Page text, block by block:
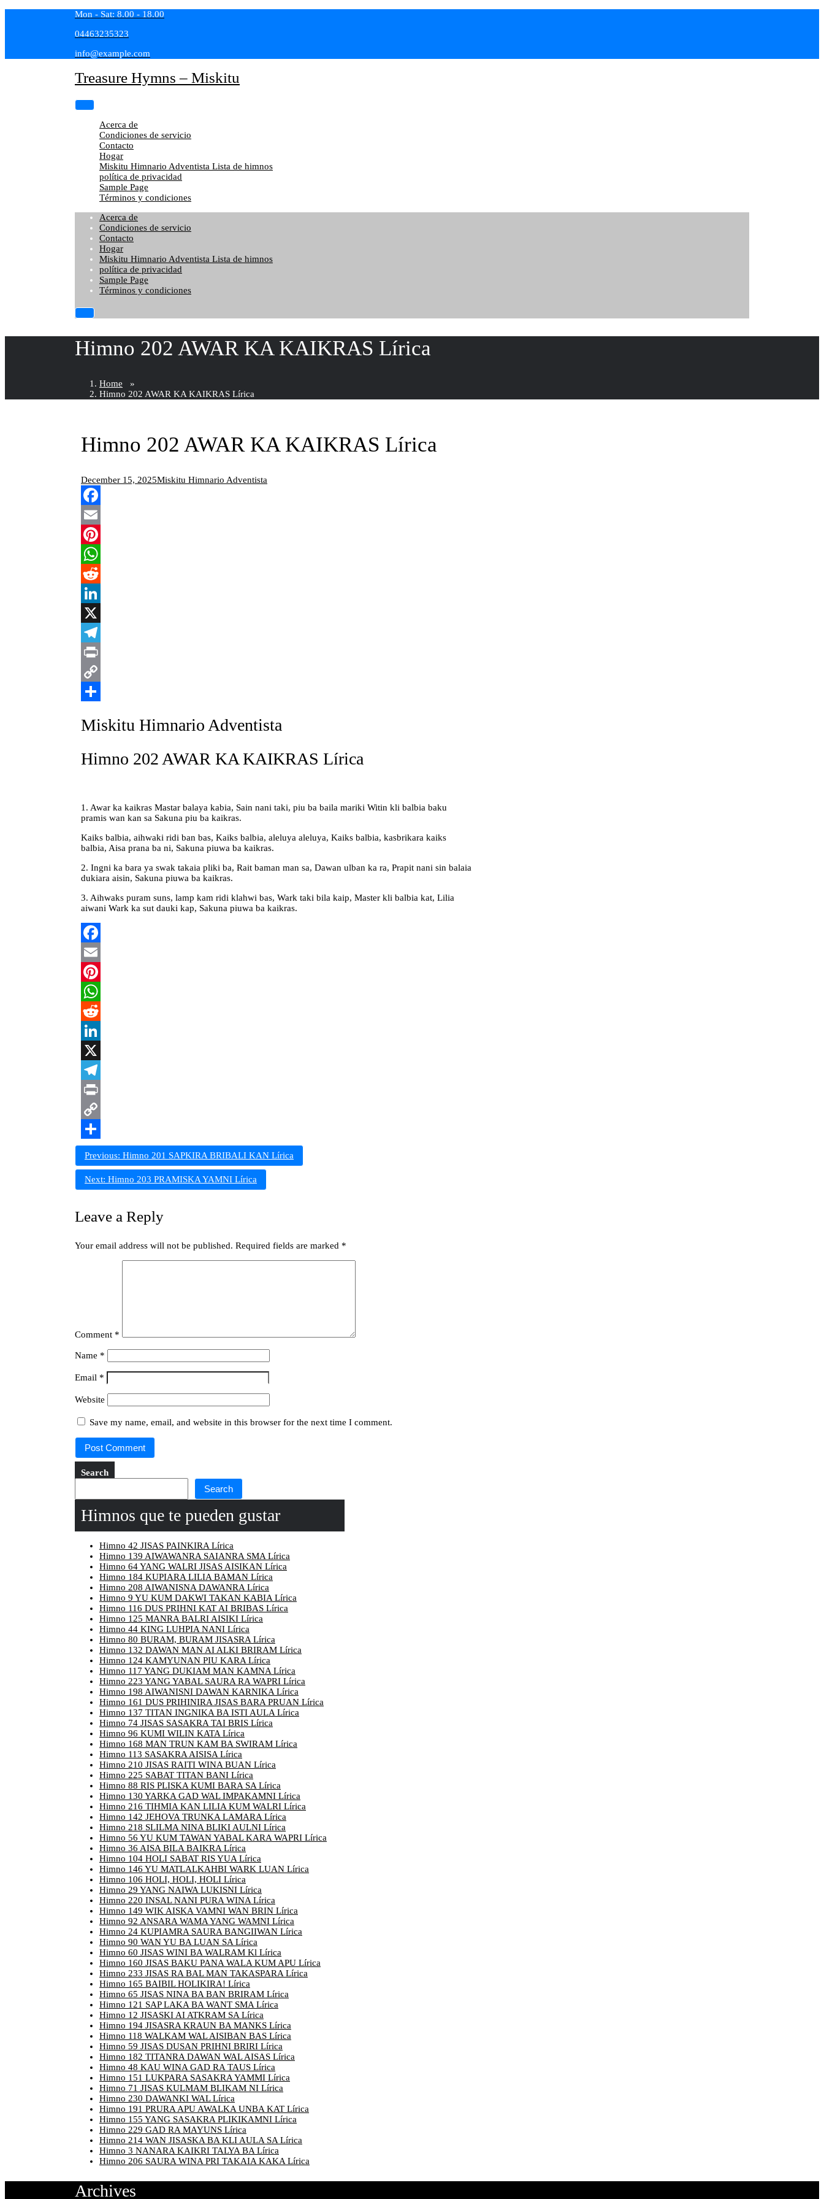
Mon - Sat: 8.00 - 18.00
04463235323
info@example.com
Treasure Hymns – Miskitu
Acerca de
Condiciones de servicio
Contacto
Hogar
Miskitu Himnario Adventista Lista de himnos
política de privacidad
Sample Page
Términos y condiciones
Acerca de
Condiciones de servicio
Contacto
Hogar
Miskitu Himnario Adventista Lista de himnos
política de privacidad
Sample Page
Términos y condiciones
Himno 202 AWAR KA KAIKRAS Lírica
Home »
Himno 202 AWAR KA KAIKRAS Lírica
Himno 202 AWAR KA KAIKRAS Lírica
December 15, 2025Miskitu Himnario Adventista
Facebook
Email
Pinterest
WhatsApp
Reddit
LinkedIn
X
Telegram
Print
Copy
Miskitu Himnario Adventista
Himno 202 AWAR KA KAIKRAS Lírica
1. Awar ka kaikras Mastar balaya kabia, Sain nani taki, piu ba baila mariki Witin kli balbia baku
pramis wan kan sa Sakuna piu ba kaikras.
Kaiks balbia, aihwaki ridi ban bas, Kaiks balbia, aleluya aleluya, Kaiks balbia, kasbrikara kaiks
balbia, Aisa prana ba ni, Sakuna piuwa ba kaikras.
2. Ingni ka bara ya swak takaia pliki ba, Rait baman man sa, Dawan ulban ka ra, Prapit nani sin balaia
dukiara aisin, Sakuna piuwa ba kaikras.
3. Aihwaks puram suns, lamp kam ridi klahwi bas, Wark taki bila kaip, Master kli balbia kat, Lilia
aiwani Wark ka sut dauki kap, Sakuna piuwa ba kaikras.
Facebook
Email
Pinterest
WhatsApp
Reddit
LinkedIn
X
Telegram
Print
Copy
Link
Share
Post
navigation
Previous: Himno 201 SAPKIRA BRIBALI KAN Lírica
Next: Himno 203 PRAMISKA YAMNI Lírica
Leave a Reply
Your email address will not be published. Required fields are marked *
Comment *
Name *
Email *
Website
Save my name, email, and website in this browser for the next time I comment.
Search
Search
Himnos que te pueden gustar
Himno 42 JISAS PAINKIRA Lírica
Himno 139 AIWAWANRA SAIANRA SMA Lírica
Himno 64 YANG WALRI JISAS AISIKAN Lírica
Himno 184 KUPIARA LILIA BAMAN Lírica
Himno 208 AIWANISNA DAWANRA Lírica
Himno 9 YU KUM DAKWI TAKAN KABIA Lírica
Himno 116 DUS PRIHNI KAT AI BRIBAS Lírica
Himno 125 MANRA BALRI AISIKI Lírica
Himno 44 KING LUHPIA NANI Lírica
Himno 80 BURAM, BURAM JISASRA Lírica
Himno 132 DAWAN MAN AI ALKI BRIRAM Lírica
Himno 124 KAMYUNAN PIU KARA Lírica
Himno 117 YANG DUKIAM MAN KAMNA Lírica
Himno 223 YANG YABAL SAURA RA WAPRI Lírica
Himno 198 AIWANISNI DAWAN KARNIKA Lírica
Himno 161 DUS PRIHINIRA JISAS BARA PRUAN Lírica
Himno 137 TITAN INGNIKA BA ISTI AULA Lírica
Himno 74 JISAS SASAKRA TAI BRIS Lírica
Himno 96 KUMI WILIN KATA Lírica
Himno 168 MAN TRUN KAM BA SWIRAM Lírica
Himno 113 SASAKRA AISISA Lírica
Himno 210 JISAS RAITI WINA BUAN Lírica
Himno 225 SABAT TITAN BANI Lírica
Himno 88 RIS PLISKA KUMI BARA SA Lírica
Himno 130 YARKA GAD WAL IMPAKAMNI Lírica
Himno 216 TIHMIA KAN LILIA KUM WALRI Lírica
Himno 142 JEHOVA TRUNKA LAMARA Lírica
Himno 218 SLILMA NINA BLIKI AULNI Lírica
Himno 56 YU KUM TAWAN YABAL KARA WAPRI Lírica
Himno 36 AISA BILA BAIKRA Lírica
Himno 104 HOLI SABAT RIS YUA Lírica
Himno 146 YU MATLALKAHBI WARK LUAN Lírica
Himno 106 HOLI, HOLI, HOLI Lírica
Himno 29 YANG NAIWA LUKISNI Lírica
Himno 220 INSAL NANI PURA WINA Lírica
Himno 149 WIK AISKA VAMNI WAN BRIN Lírica
Himno 92 ANSARA WAMA YANG WAMNI Lírica
Himno 24 KUPIAMRA SAURA BANGIIWAN Lírica
Himno 90 WAN YU BA LUAN SA Lírica
Himno 60 JISAS WINI BA WALRAM Kl Lírica
Himno 160 JISAS BAKU PANA WALA KUM APU Lírica
Himno 233 JISAS RA BAL MAN TAKASPARA Lírica
Himno 165 BAIBIL HOLIKIRA! Lírica
Himno 65 JISAS NINA BA BAN BRIRAM Lírica
Himno 121 SAP LAKA BA WANT SMA Lírica
Himno 12 JISASKI AI ATKRAM SA Lírica
Himno 194 JISASRA KRAUN BA MANKS Lírica
Himno 118 WALKAM WAL AISIBAN BAS Lírica
Himno 59 JISAS DUSAN PRIHNI BRIRI Lírica
Himno 182 TITANRA DAWAN WAL AISAS Lírica
Himno 48 KAU WINA GAD RA TAUS Lírica
Himno 151 LUKPARA SASAKRA YAMMI Lírica
Himno 71 JISAS KULMAM BLIKAM NI Lírica
Himno 230 DAWANKI WAL Lírica
Himno 191 PRURA APU AWALKA UNBA KAT Lírica
Himno 155 YANG SASAKRA PLIKIKAMNI Lírica
Himno 229 GAD RA MAYUNS Lírica
Himno 214 WAN JISASKA BA KLI AULA SA Lírica
Himno 3 NANARA KAIKRI TALYA BA Lírica
Himno 206 SAURA WINA PRI TAKAIA KAKA Lírica
Archives